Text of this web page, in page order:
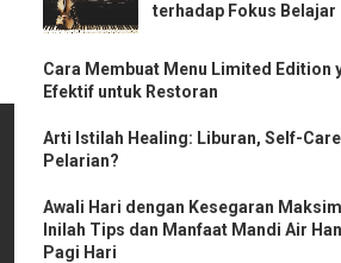
terhadap Fokus Belajar
Cara Membuat Menu Limited Edition
Efektif untuk Restoran
Arti Istilah Healing: Liburan, Self-
Pelarian?
Awali Hari dengan Kesegaran
Inilah Tips dan Manfaat Mandi Air
Pagi Hari